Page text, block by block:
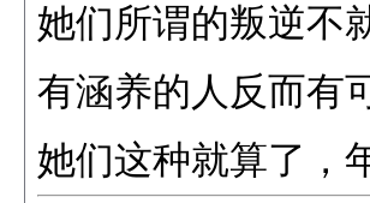
她们所谓的叛逆不
有涵养的人反而有
她们这种就算了，